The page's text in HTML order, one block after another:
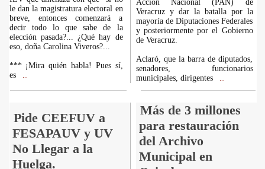
le dan la magistratura electoral en
breve, entonces comenzará a
decir todo lo que sabe de la
elección pasada?... ¿Qué hay de
eso, doña Carolina Viveros?...
*** ¡Mira quién habla! Pues sí,
es
Acción Nacional (PAN) de
Veracruz y dar la batalla por la
mayoría de Diputaciones Federales
y posteriormente por el Gobierno
de Veracruz.
Aclaró, que la barra de diputados,
senadores, funcionarios
municipales, dirigentes
Pide CEEFUV a
FESAPAUV y UV
No Llegar a la
Huelga.
Más de 3 millones
para restauración
del Archivo
Municipal en